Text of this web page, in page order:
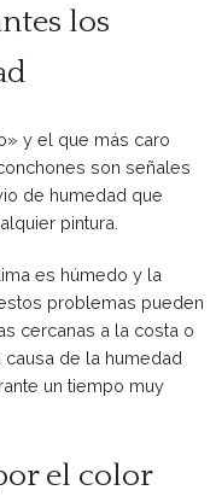
los
y el que más caro
son señales
de humedad que
pintura.
es húmedo y la
problemas pueden
cercanas a la costa o
causa de la humedad
un tiempo muy
el color